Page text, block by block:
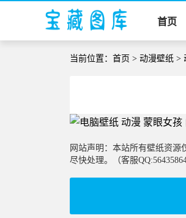
首页
当前位置：首页 >动漫壁纸 >
网站声明：本站所有壁纸资
尽快处理。（客服